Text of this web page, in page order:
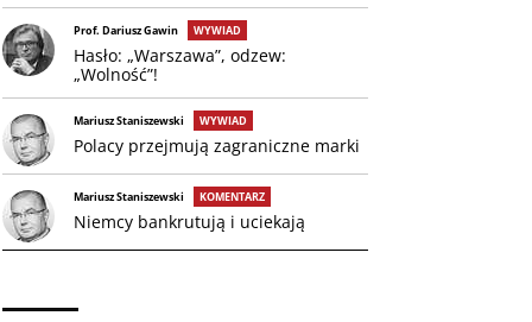
Prof. Dariusz Gawin WYWIAD
Hasło: „Warszawa”, odzew:
„Wolność”!
Mariusz Staniszewski WYWIAD
Polacy przejmują zagraniczne marki
Mariusz Staniszewski KOMENTARZ
Niemcy bankrutują i uciekają